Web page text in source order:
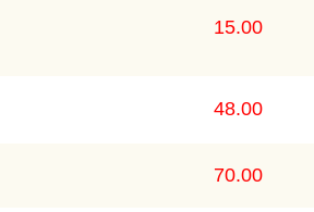
15.00
48.00
70.00